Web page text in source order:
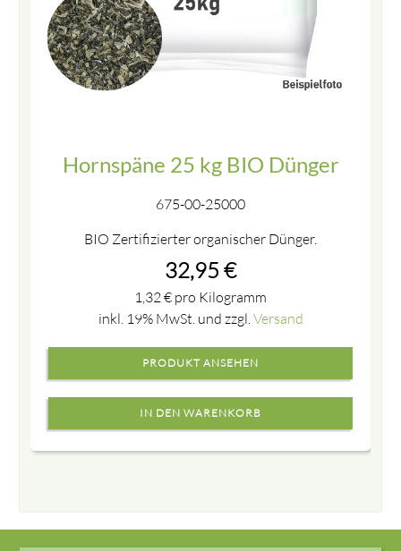
Hornspäne 25 kg BIO Dünger
675-00-25000
BIO Zertifizierter organischer Dünger.
32,95 €
1,32 € pro Kilogramm
inkl. 19% MwSt. und zzgl. Versand
PRODUKT ANSEHEN